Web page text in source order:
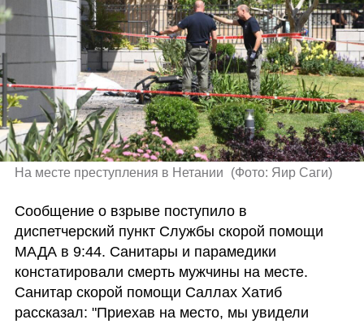
На месте преступления в Нетании (Фото: Яир Саги)
Сообщение о взрыве поступило в
диспетчерский пункт Службы скорой помощи
МАДА в 9:44. Санитары и парамедики
констатировали смерть мужчины на месте.
Санитар скорой помощи Саллах Хатиб
рассказал: "Приехав на место, мы увидели